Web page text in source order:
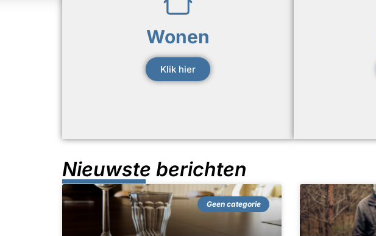
Wonen
Klik hier
Nieuwste berichten
Geen categorie